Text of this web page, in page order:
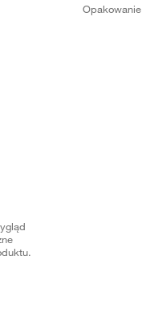
Opakowanie